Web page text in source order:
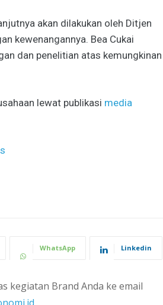
akan dilakukan oleh Ditjen
kewenangannya. Bea Cukai
dan penelitian atas kemungkinan
lewat publikasi media
WhatsApp Linkedin
kegiatan Brand Anda ke email